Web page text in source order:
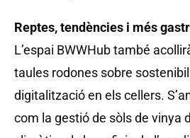
Reptes, tendències i més
L’espai BWWHub també
taules rodones sobre
digitalització en els cellers.
com la gestió de sòls de vinya